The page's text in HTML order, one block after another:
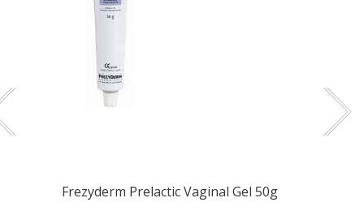
Frezyderm Prelactic Vaginal Gel 50g